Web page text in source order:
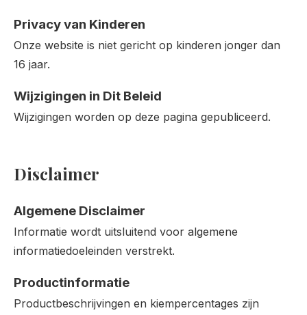
Privacy van Kinderen
Onze website is niet gericht op kinderen jonger dan
16 jaar.
Wijzigingen in Dit Beleid
Wijzigingen worden op deze pagina gepubliceerd.
Disclaimer
Algemene Disclaimer
Informatie wordt uitsluitend voor algemene
informatiedoeleinden verstrekt.
Productinformatie
Productbeschrijvingen en kiempercentages zijn